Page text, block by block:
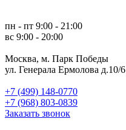
пн - пт 9:00 - 21:00
вс 9:00 - 20:00
Москва, м. Парк Победы
ул. Генерала Ермолова д.10/6
+7 (499) 148-0770
+7 (968) 803-0839
Заказать звонок